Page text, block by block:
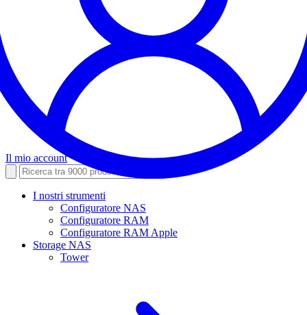
Il mio account
I nostri strumenti
Configuratore NAS
Configuratore RAM
Configuratore RAM Apple
Storage NAS
Tower